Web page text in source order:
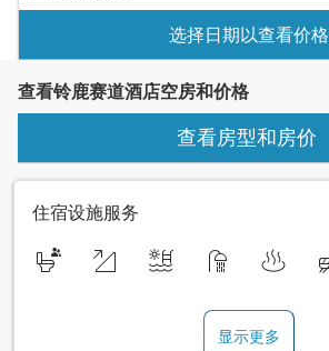
选择日期以查看价格
查看铃鹿赛道酒店空房和价格
查看房型和房价
住宿设施服务
显示更多